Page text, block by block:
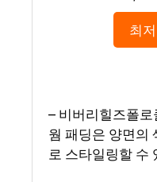
최
– 비버리힐즈폴
웜 패딩은 양면의
로 스타일링할 수